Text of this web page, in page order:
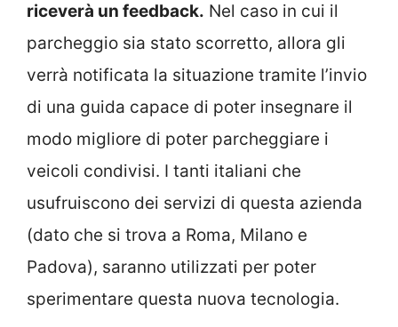
riceverà un feedback. Nel caso in cui il
parcheggio sia stato scorretto, allora gli
verrà notificata la situazione tramite l’invio
di una guida capace di poter insegnare il
modo migliore di poter parcheggiare i
veicoli condivisi. I tanti italiani che
usufruiscono dei servizi di questa azienda
(dato che si trova a Roma, Milano e
Padova), saranno utilizzati per poter
sperimentare questa nuova tecnologia.